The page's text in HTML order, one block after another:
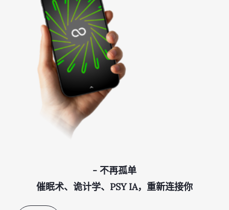
- 不再孤单
催眠术、诡计学、PSY IA，重新连接你